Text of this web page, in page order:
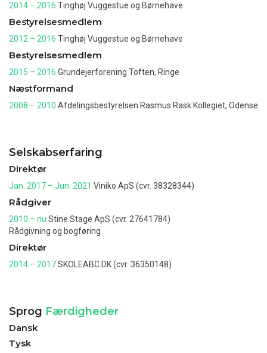
2014 – 2016 Tinghøj Vuggestue og Børnehave
Bestyrelsesmedlem
2012 – 2016 Tinghøj Vuggestue og Børnehave
Bestyrelsesmedlem
2015 – 2016 Grundejerforening Toften, Ringe
Næstformand
2008 – 2010 Afdelingsbestyrelsen Rasmus Rask Kollegiet, Odense
Selskabserfaring
Direktør
Jan. 2017 – Jun. 2021 Viniko ApS (cvr. 38328344)
Rådgiver
2010 – nu Stine Stage ApS (cvr. 27641784)
Rådgivning og bogføring
Direktør
2014 – 2017SKOLEABC.DK (cvr. 36350148)
Sprog Færdigheder
Dansk
Tysk